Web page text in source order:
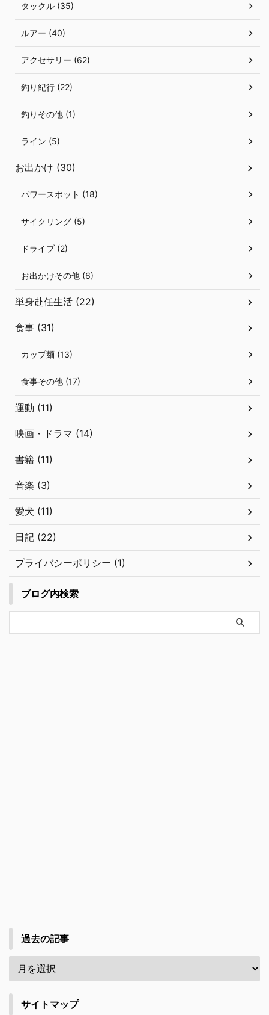
タックル (35)
ルアー (40)
アクセサリー (62)
釣り紀行 (22)
釣りその他 (1)
ライン (5)
お出かけ (30)
パワースポット (18)
サイクリング (5)
ドライブ (2)
お出かけその他 (6)
単身赴任生活 (22)
食事 (31)
カップ麺 (13)
食事その他 (17)
運動 (11)
映画・ドラマ (14)
書籍 (11)
音楽 (3)
愛犬 (11)
日記 (22)
プライバシーポリシー (1)
ブログ内検索
過去の記事
サイトマップ